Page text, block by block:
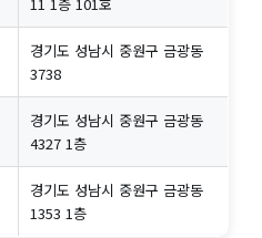
경기도 성남시 중원구 금광동
3738
경기도 성남시 중원구 금광동
4327 1층
경기도 성남시 중원구 금광동
1353 1층